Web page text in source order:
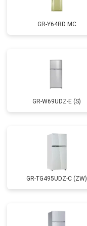
GR-Y64RD MC
GR-W69UDZ-E (S)
GR-TG495UDZ-C (ZW)